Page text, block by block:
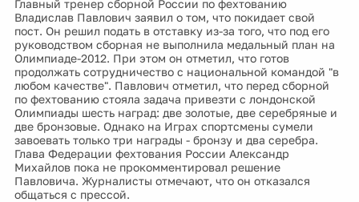
Главный тренер сборной России по фехтованию
Владислав Павлович заявил о том, что покидает свой
пост. Он решил подать в отставку из-за того, что под его
руководством сборная не выполнила медальный план на
Олимпиаде-2012. При этом он отметил, что готов
продолжать сотрудничество с национальной командой "в
любом качестве". Павлович отметил, что перед сборной
по фехтованию стояла задача привезти с лондонской
Олимпиады шесть наград: две золотые, две серебряные и
две бронзовые. Однако на Играх спортсмены сумели
завоевать только три награды - бронзу и два серебра.
Глава Федерации фехтования России Александр
Михайлов пока не прокомментировал решение
Павловича. Журналисты отмечают, что он отказался
общаться с прессой.